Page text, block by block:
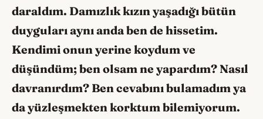
daraldım. Damızlık kızın yaşadığı bütün
duyguları aynı anda ben de hissetim.
Kendimi onun yerine koydum ve
düşündüm; ben olsam ne yapardım? Nasıl
davranırdım? Ben cevabını bulamadım ya
da yüzleşmekten korktum bilemiyorum.